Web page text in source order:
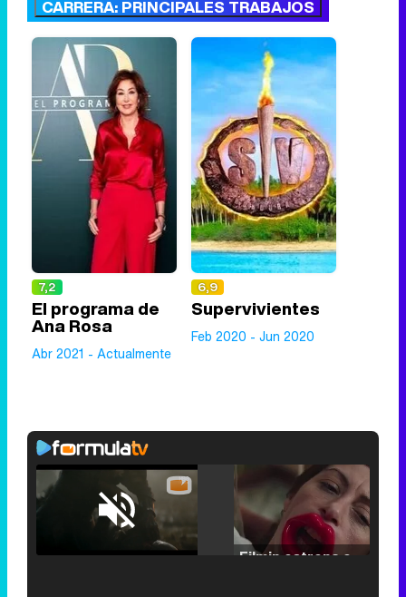
CARRERA: PRINCIPALES TRABAJOS
7,2
El programa de
Ana Rosa
Abr 2021 - Actualmente
6,9
Supervivientes
Feb 2020 - Jun 2020
Unmute /